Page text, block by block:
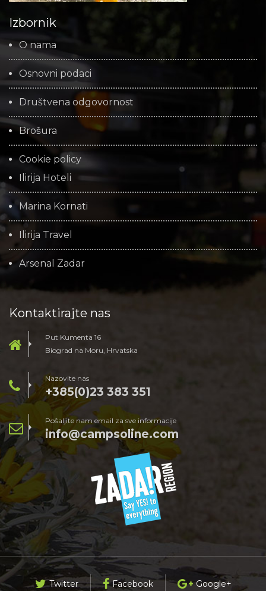
Izbornik
O nama
Osnovni podaci
Društvena odgovornost
Brošura
Cookie policy
Ilirija Hoteli
Marina Kornati
Ilirija Travel
Arsenal Zadar
Kontaktirajte nas
Put Kumenta 16
Biograd na Moru, Hrvatska
Nazovite nas
+385(0)23 383 351
Pošaljite nam email za sve informacije
info@campsoline.com
Twitter Facebook Google+